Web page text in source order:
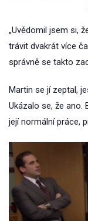
„Uvědomil jsem si,
trávit dvakrát více
správně se takto
Martin se jí zeptal,
Ukázalo se, že ano.
její normální práce,